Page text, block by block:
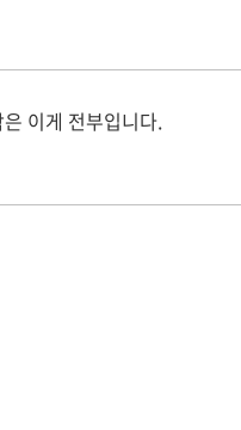
이게 전부입니다.